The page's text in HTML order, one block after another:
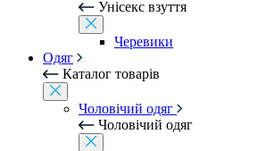
Унісекс взуття
Черевики
Одяг
Каталог товарів
Чоловічий одяг
Чоловічий одяг